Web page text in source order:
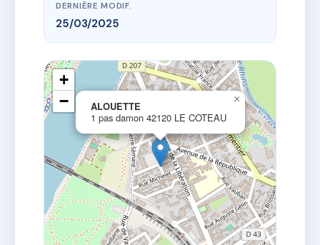
DERNIÈRE MODIF.
25/03/2025
ALOUETTE
1 pas damon 42120 LE COTEAU
×
+
−